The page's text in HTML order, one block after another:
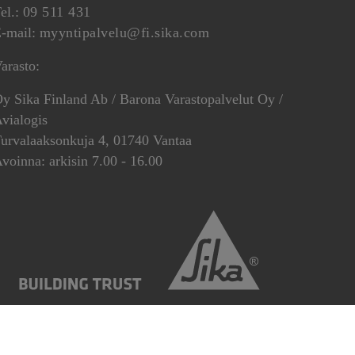
09 511 431
mail: myyntipalvelu@fi.sika.com
Sika Finland Ab / Barona Varastopalvelut Oy /
4, 01740 Vantaa
arkisin 7.00 - 16.00